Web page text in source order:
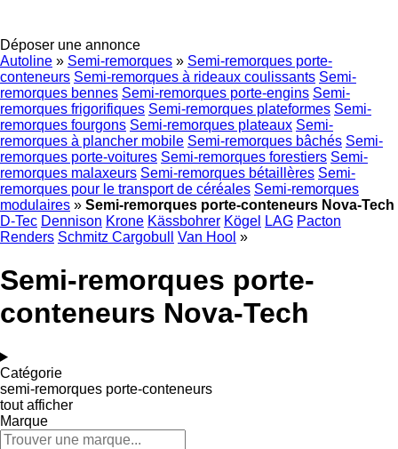
Déposer une annonce
Autoline » Semi-remorques » Semi-remorques porte-
conteneurs Semi-remorques à rideaux coulissants Semi-
remorques bennes Semi-remorques porte-engins Semi-
remorques frigorifiques Semi-remorques plateformes Semi-
remorques fourgons Semi-remorques plateaux Semi-
remorques à plancher mobile Semi-remorques bâchés Semi-
remorques porte-voitures Semi-remorques forestiers Semi-
remorques malaxeurs Semi-remorques bétaillères Semi-
remorques pour le transport de céréales Semi-remorques
modulaires » Semi-remorques porte-conteneurs Nova-Tech
D-Tec Dennison Krone Kässbohrer Kögel LAG Pacton
Renders Schmitz Cargobull Van Hool »
Semi-remorques porte-
conteneurs Nova-Tech
Catégorie
semi-remorques porte-conteneurs
tout afficher
Marque